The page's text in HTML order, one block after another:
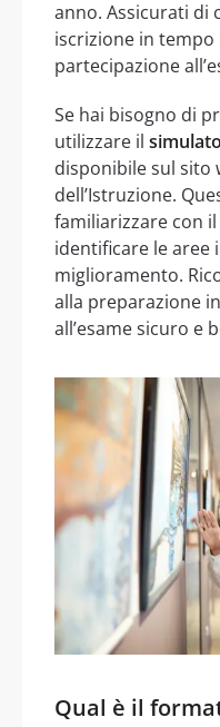
anno. Assicurati di
iscrizione in
partecipazione
Se hai bisogno di
utilizzare il
disponibile sul sito
dell’Istruzione.
familiarizzare con il
identificare le aree
miglioramento.
alla preparazione
all’esame sicuro e
Qual è il